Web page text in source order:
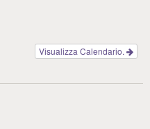
Visualizza Calendario.